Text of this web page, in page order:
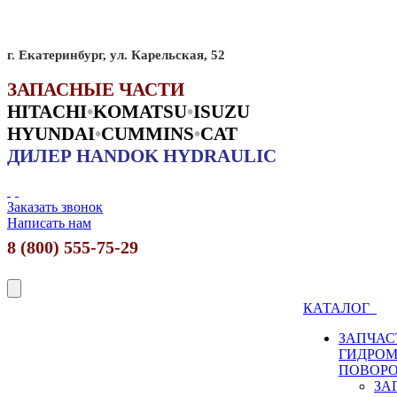
г. Екатеринбург, ул. Карельская, 52
ЗАПАСНЫЕ ЧАСТИ
HITACHI•KOMATSU•ISUZU
HYUNDAI•CUMMINS•CAT
ДИЛЕР HANDOK HYDRAULIC
Заказать звонок
Написать нам
8 (800) 555-75-29
КАТАЛОГ